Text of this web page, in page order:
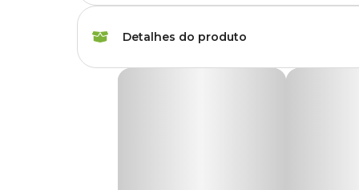
Gênero Unissex
Detalhes do produto